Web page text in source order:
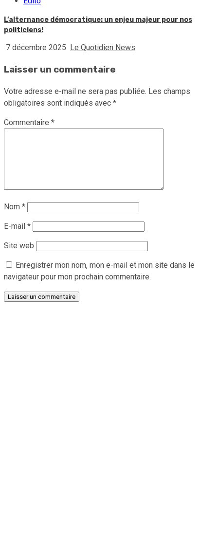
L’alternance démocratique: un enjeu majeur pour nos
politiciens!
7 décembre 2025 Le Quotidien News
Laisser un commentaire
Votre adresse e-mail ne sera pas publiée. Les champs
obligatoires sont indiqués avec *
Commentaire *
Nom *
E-mail *
Site web
Enregistrer mon nom, mon e-mail et mon site dans le
navigateur pour mon prochain commentaire.